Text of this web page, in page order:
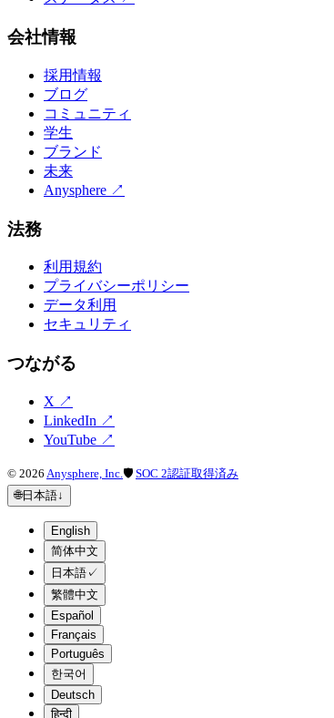
会社情報
採用情報
ブログ
コミュニティ
学生
ブランド
未来
Anysphere ↗
法務
利用規約
プライバシーポリシー
データ利用
セキュリティ
つながる
X ↗
LinkedIn ↗
YouTube ↗
© 2026 Anysphere, Inc. 🛡 SOC 2認証取得済み
🌐日本語↓
English
简体中文
日本語 ✓
繁體中文
Español
Français
Português
한국어
Deutsch
हिन्दी